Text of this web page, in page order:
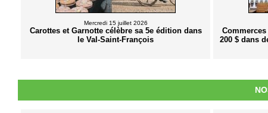
Mercredi 15 juillet 2026
Carottes et Garnotte célèbre sa 5e édition dans
le Val-Saint-François
200 $ dans